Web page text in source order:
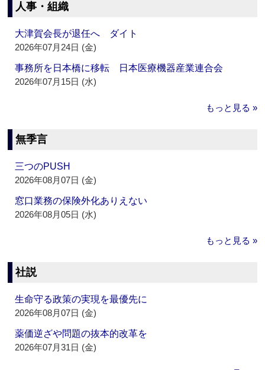
人事・組織
大津賀会長が退任へ ダイト
2026年07月24日 (金)
事務所を日本橋に移転 日本医療機器産業連合会
2026年07月15日 (水)
もっと見る »
無季言
三つのPUSH
2026年08月07日 (金)
窓口業務の保険外化ありえない
2026年08月05日 (水)
もっと見る »
社説
生命守る政策の実現を最優先に
2026年08月07日 (金)
薬価逆ざや問題の抜本的改革を
2026年07月31日 (金)